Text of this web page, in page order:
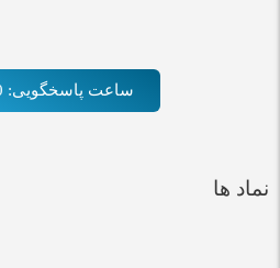
ساعت پاسخگویی: 10 الی 20
نماد ها